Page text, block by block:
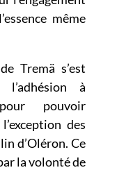
même
Tremä s’est
à
pouvoir
des
d’Oléron. Ce
la volonté de